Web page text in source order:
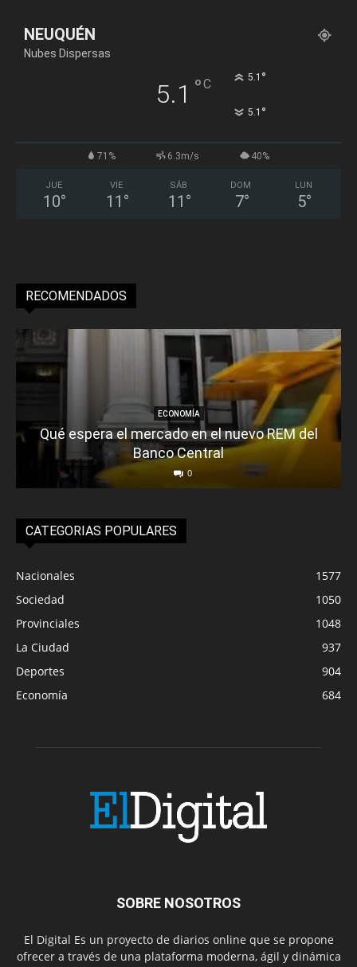
NEUQUÉN
Nubes Dispersas
5.1 °C 5.1 °
5.1 °
71% 6.3m/s 40%
JUE
10°
VIE
11 °
SÁB
11 °
DOM
7°
LUN
5°
RECOMENDADOS
ECONOMÍA
Qué espera el mercado en el nuevo REM del
Banco Central
0
CATEGORIAS POPULARES
Nacionales
1577
Sociedad
1050
Provinciales
1048
La Ciudad
937
Deportes
904
Economía
684
SOBRE NOSOTROS
El Digital Es un proyecto de diarios online que se propone
ofrecer a través de una plataforma moderna, ágil y dinámica